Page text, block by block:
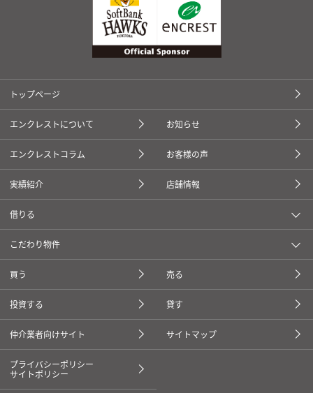
トップページ
エンクレストについて お知らせ
エンクレストコラム お客様の声
実績紹介 店舗情報
借りる
こだわり物件
買う 売る
投資する 貸す
仲介業者向けサイト サイトマップ
プライバシーポリシー
サイトポリシー